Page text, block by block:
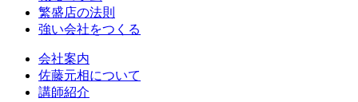
繁盛店の法則
強い会社をつくる
会社案内
佐藤元相について
講師紹介